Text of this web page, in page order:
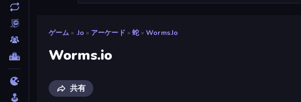
ゲーム » .io » アーケード » 蛇 » Worms.io
Worms.io
共有